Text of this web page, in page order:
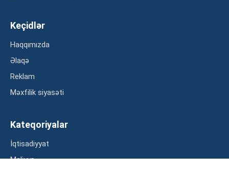
Keçidlər
Haqqımızda
Əlaqə
Reklam
Məxfilik siyasəti
Kateqoriyalar
İqtisadiyyat
Maliyyə